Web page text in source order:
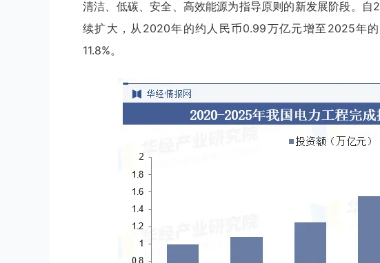
清洁、低碳、安全、高效能源为指导原则的新发展阶段。
续扩大，从2020年的约人民币0.99万亿元增至2025年
11.8%。